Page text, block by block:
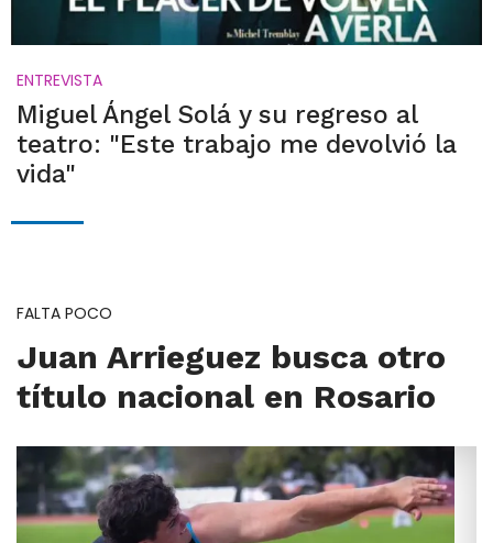
ENTREVISTA
Miguel Ángel Solá y su regreso al
teatro: "Este trabajo me devolvió la
vida"
FALTA POCO
Juan Arrieguez busca otro
título nacional en Rosario